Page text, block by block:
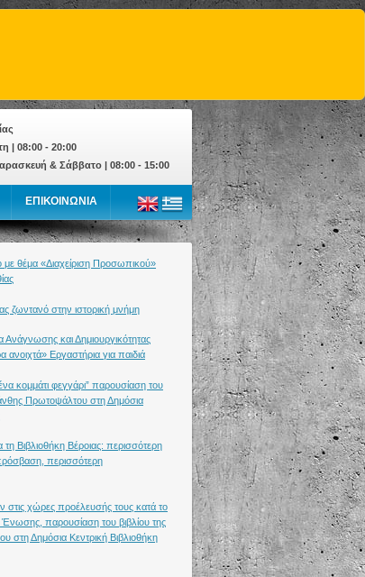
| 08:00 - 20:00
& Σάββατο | 08:00 - 15:00
ΕΠΙΚΟΙΝΩΝΙΑ
με θέμα «Διαχείριση Προσωπικού»
ζωντανό στην ιστορική μνήμη
Ανάγνωσης και Δημιουργικότητας
ανοιχτά» Εργαστήρια για παιδιά
κομμάτι φεγγάρι” παρουσίαση του
Πρωτοψάλτου στη Δημόσια
Βιβλιοθήκη Βέροιας: περισσότερη
περισσότερη
στις χώρες προέλευσής τους κατά το
Ένωσης, παρουσίαση του βιβλίου της
στη Δημόσια Κεντρική Βιβλιοθήκη